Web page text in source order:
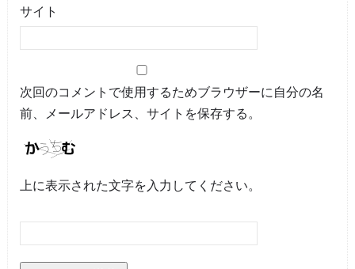
サイト
次回のコメントで使用するためブラウザーに自分の名
前、メールアドレス、サイトを保存する。
上に表示された文字を入力してください。